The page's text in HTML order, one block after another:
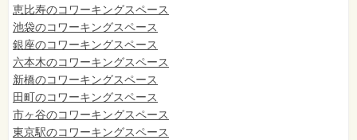
恵比寿のコワーキングスペース
池袋のコワーキングスペース
銀座のコワーキングスペース
六本木のコワーキングスペース
新橋のコワーキングスペース
田町のコワーキングスペース
市ヶ谷のコワーキングスペース
東京駅のコワーキングスペース